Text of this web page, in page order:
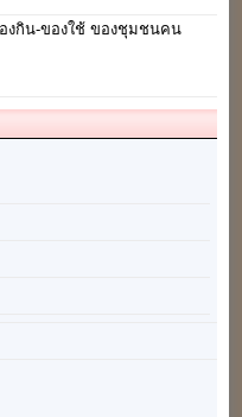
งกิน-ของใช้ ของชุมชนคน